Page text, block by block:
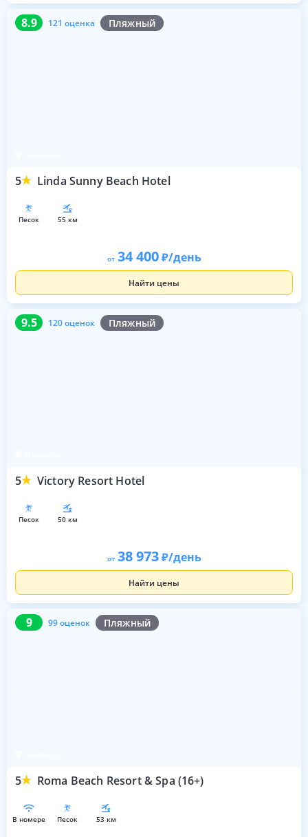
8.9 121 оценка Пляжный
5 Linda Sunny Beach Hotel
8.9 121 оценка
песок 55 км
от 34 400 /день
Найти цены
9.5 120 оценок Пляжный
5 Victory Resort Hotel
9.5 120 оценок
песок 50 км
от 38 973 /день
Найти цены
9 99 оценок Пляжный
5 Roma Beach Resort & Spa (16+)
9 99 оценок
в номере песок 53 км